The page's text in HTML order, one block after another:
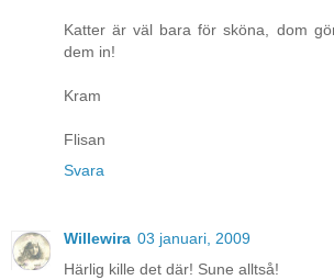
Katter är väl bara för sköna, dom
dem in!
Kram
Flisan
Svara
Willewira 03 januari, 2009
Härlig kille det där! Sune alltså!